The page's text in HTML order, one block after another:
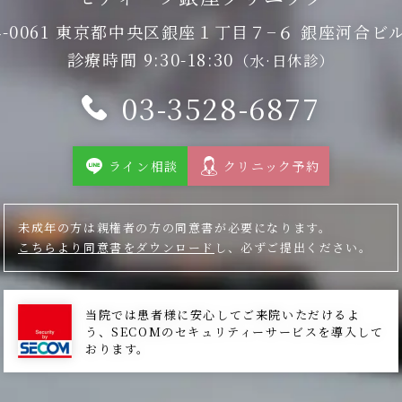
0061 東京都中央区銀座１丁目７−６銀座河合ビ
診療時間 9:30-18:30 （水·日休診）
03-3528-6877
ライン相談 クリニック予約
未成年の方は親権者の方の同意書が必要になります。
こちらより同意書をダウンロード し、必ずご提出ください。
当院では患者様に安心してご来院いただけるよ
う、SECOMのセキュリティーサービスを導入して
おります。